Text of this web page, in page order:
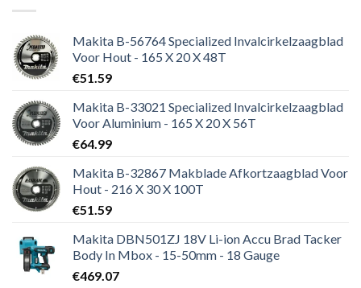
Makita B-56764 Specialized Invalcirkelzaagblad
Voor Hout - 165 X 20 X 48T
€51.59
Makita B-33021 Specialized Invalcirkelzaagblad
Voor Aluminium - 165 X 20 X 56T
€64.99
Makita B-32867 Makblade Afkortzaagblad Voor
Hout - 216 X 30 X 100T
€51.59
Makita DBN501ZJ 18V Li-ion Accu Brad Tacker
Body In Mbox - 15-50mm - 18 Gauge
€469.07